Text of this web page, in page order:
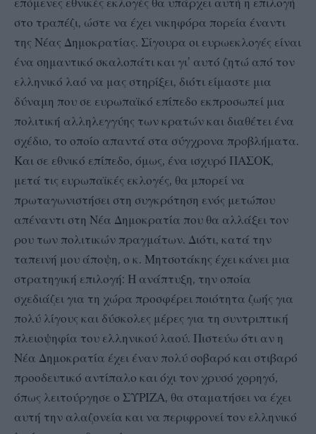
στο τραπέζι, ώστε να έχει νικηφόρα πορεία έναντι
της Νέας Δημοκρατίας. Σίγουρα οι ευρωεκλογές είναι
ένα σημαντικό σκαλοπάτι και γι’ αυτό ζητώ από τον
ελληνικό λαό να μας στηρίξει, διότι είμαστε μια
δύναμη που σε ευρωπαϊκό επίπεδο εκπροσωπεί μια
πολιτική αλληλεγγύης των κρατών και διαθέτει ένα
σχέδιο, το οποίο απαντά στα σύγχρονα προβλήματα.
Και σε εθνικό επίπεδο, όμως, ένα ισχυρό ΠΑΣΟΚ,
μετά τις ευρωπαϊκές εκλογές, θα μπορεί να
πρωταγωνιστήσει στη συγκρότηση ενός μετώπου
απέναντι στη Νέα Δημοκρατία που θα αλλάξει τον
ρου των πολιτικών πραγμάτων. Διότι, κατά την
ταπεινή μου άποψη, ο κ. Μητσοτάκης έχει κάνει μια
στρατηγική επιλογή: Η ανάπτυξη, την οποία
σχεδιάζει για τη χώρα προσφέρει ποιότητα ζωής για
πολύ λίγους και δύσκολες μέρες για τη συντριπτική
πλειοψηφία του ελληνικού λαού. Πιστεύω ότι αν η
Νέα Δημοκρατία έχει έναν πολύ σοβαρό και στιβαρό
προοδευτικό αντίπαλο και όχι τον χρυσό χορηγό,
όπως λειτούργησε ο ΣΥΡΙΖΑ, θα σταματήσει να έχει
αυτή την αλαζονεία και να περιφρονεί τον ελληνικό